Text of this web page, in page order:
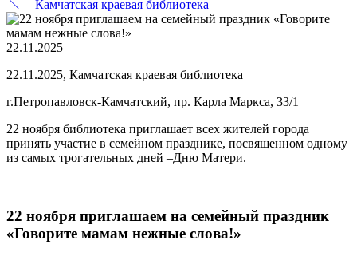
Камчатская краевая библиотека
22.11.2025
22.11.2025, Камчатская краевая библиотека
г.Петропавловск-Камчатский, пр. Карла Маркса, 33/1
22 ноября библиотека приглашает всех жителей города
принять участие в семейном празднике, посвященном одному
из самых трогательных дней –Дню Матери.
22 ноября приглашаем на семейный праздник
«Говорите мамам нежные слова!»